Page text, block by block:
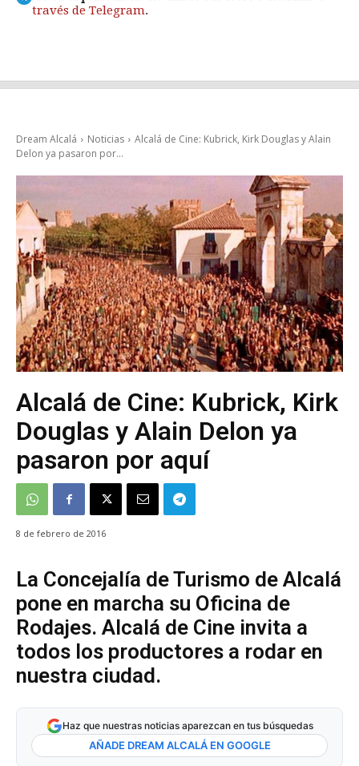
través de Telegram.